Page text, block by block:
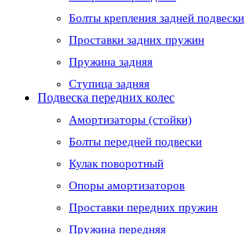
Болты крепления задней подвески
Проставки задних пружин
Пружина задняя
Ступица задняя
Подвеска передних колес
Амортизаторы (стойки)
Болты передней подвески
Кулак поворотный
Опоры амортизаторов
Проставки передних пружин
Пружина передняя